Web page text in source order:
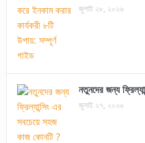
জুলাই ২৮, ২০২৬
নতুনদের জন্য
জুলাই ২৭, ২০২৬